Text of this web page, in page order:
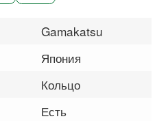
Gamakatsu
Япония
Кольцо
Есть